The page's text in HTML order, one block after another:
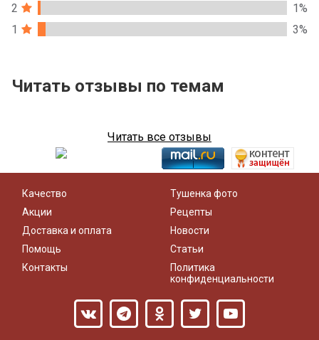
2
1%
1
3%
Читать отзывы по темам
Читать все отзывы
Качество
Акции
Доставка и оплата
Помощь
Контакты
Тушенка фото
Рецепты
Новости
Статьи
Политика
конфиденциальности